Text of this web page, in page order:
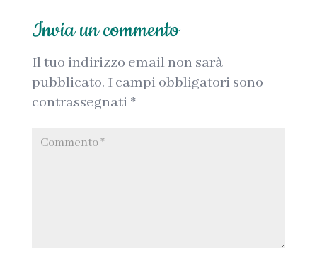
Invia un commento
Il tuo indirizzo email non sarà
pubblicato. I campi obbligatori sono
contrassegnati *